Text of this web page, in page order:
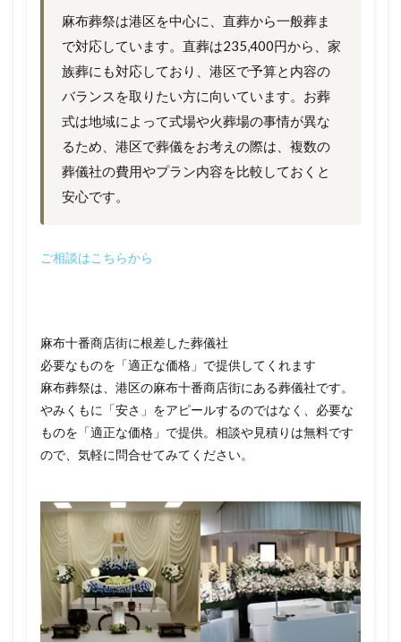
麻布葬祭は港区を中心に、直葬から一般葬ま
で対応しています。直葬は235,400円から、家
族葬にも対応しており、港区で予算と内容の
バランスを取りたい方に向いています。お葬
式は地域によって式場や火葬場の事情が異な
るため、港区で葬儀をお考えの際は、複数の
葬儀社の費用やプラン内容を比較しておくと
安心です。
ご相談はこちらから
麻布十番商店街に根差した葬儀社
必要なものを「適正な価格」で提供してくれます
麻布葬祭は、港区の麻布十番商店街にある葬儀社です。
やみくもに「安さ」をアピールするのではなく、必要な
ものを「適正な価格」で提供。相談や見積りは無料です
ので、気軽に問合せてみてください。